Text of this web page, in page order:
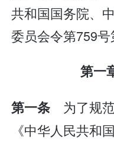
共和国国务院、
委员会令第759号
第
第一条 为了规
《中华人民共和